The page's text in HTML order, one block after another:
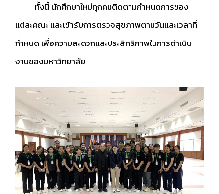
ทั้งนี้ นักศึกษาใหม่ทุกคนติดตามกำหนดการของ
แต่ละคณะ และเข้ารับการตรวจสุขภาพตามวันและเวลาที่
กำหนด เพื่อความสะดวกและประสิทธิภาพในการดำเนิน
งานของมหาวิทยาลัย